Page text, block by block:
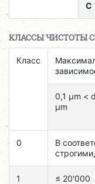
C
КЛАССЫ ЧИСТОТЫ
Класс
0,1 μm <
μm
0
В
1 ≤ 20'000